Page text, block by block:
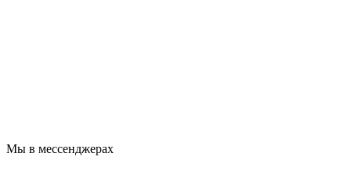
Мы в мессенджерах